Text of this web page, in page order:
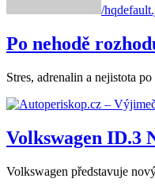
/
Po nehodě
Stres, adrenalin a nejistota
Volkswagen ID.3
Volkswagen představuje